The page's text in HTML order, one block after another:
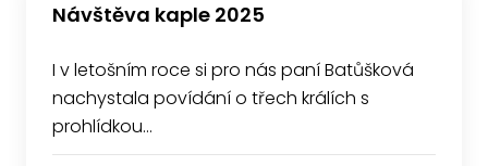
Návštěva kaple 2025
I v letošním roce si pro nás paní Batůšková
nachystala povídání o třech králích s
prohlídkou…